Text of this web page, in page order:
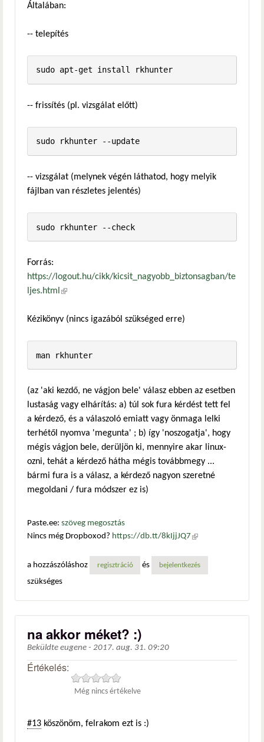
Általában:
-- telepítés
sudo apt-get install rkhunter
-- frissítés (pl. vizsgálat előtt)
sudo rkhunter --update
-- vizsgálat (melynek végén láthatod, hogy melyik
fájlban van részletes jelentés)
sudo rkhunter --check
Forrás:
https://logout.hu/cikk/kicsit_nagyobb_biztonsagban/te
ljes.html (külső hivatkozás)
Kézikönyv (nincs igazából szükséged erre)
man rkhunter
(az 'aki kezdő, ne vágjon bele' válasz ebben az esetben
lustaság vagy elhárítás: a) túl sok fura kérdést tett fel
a kérdező, és a válaszoló emiatt vagy önmaga lelki
terhétől nyomva 'megunta' ; b) így 'noszogatja', hogy
mégis vágjon bele, derüljön ki, mennyire akar linux-
ozni, tehát a kérdező hátha mégis továbbmegy ...
bármi fura is a válasz, a kérdező nagyon szeretné
megoldani / fura módszer ez is)
Paste.ee: szöveg megosztás
Nincs még Dropboxod? https://db.tt/8kIjjJQ7 (külső
a hozzászóláshoz
regisztráció és bejelentkezés
szükséges
na akkor méket? :)
Beküldte eugene - 2017. aug. 31. 09:20
Értékelés:
Még nincs értékelve
#13 köszönöm, felrakom ezt is :)